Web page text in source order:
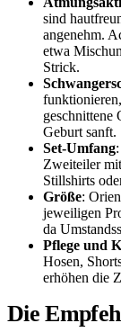
sind
angenehm.
etwa
Strick.
geschnittene
Geburt sanft.
Set-Umfang
Zweiteiler
Stillshirts
Größe:
jeweiligen
da
Pflege und
Hosen,
erhöhen die
Die